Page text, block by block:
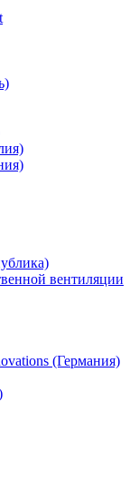
вентиляции
(Германия)